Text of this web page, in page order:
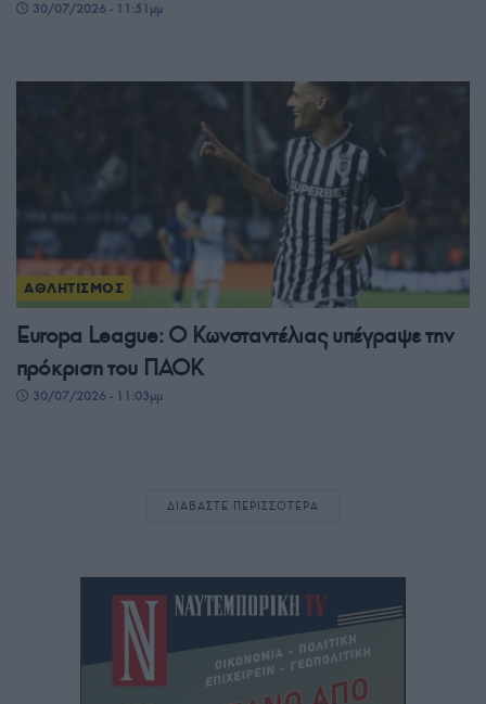
30/07/2026 - 11:51μμ
ΑΘΛΗΤΙΣΜΟΣ
Europa League: Ο Κωνσταντέλιας υπέγραψε την
πρόκριση του ΠΑΟΚ
30/07/2026 - 11:03μμ
ΔΙΑΒΑΣΤΕ ΠΕΡΙΣΣΟΤΕΡΑ